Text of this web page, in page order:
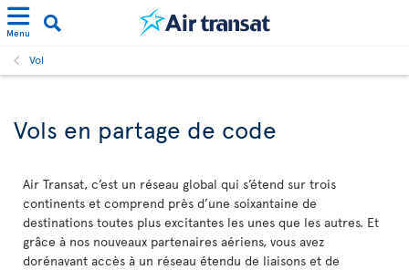
Menu
Vol
Vols en partage de code
Air Transat, c’est un réseau global qui s’étend sur trois
continents et comprend près d’une soixantaine de
destinations toutes plus excitantes les unes que les autres. Et
grâce à nos nouveaux partenaires aériens, vous avez
dorénavant accès à un réseau étendu de liaisons et de